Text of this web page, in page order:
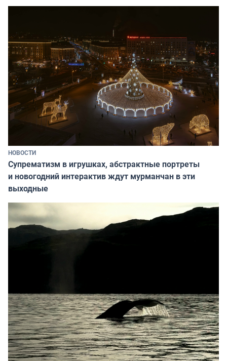
НОВОСТИ
Супрематизм в игрушках, абстрактные портреты
и новогодний интерактив ждут мурманчан в эти
выходные